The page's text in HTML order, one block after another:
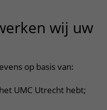
wij uw
op basis van:
UMC Utrecht hebt;